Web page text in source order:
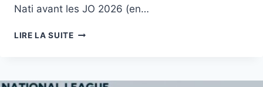
Nati avant les JO 2026 (en…
LIRE LA SUITEEURO
PROGRAMME